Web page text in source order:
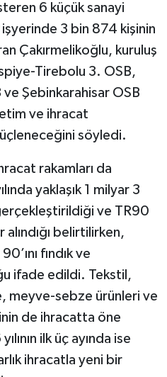
6 küçük sanayi
3 bin 874 kişinin
Çakırmelikoğlu, kuruluş
Tirebolu 3. OSB,
Şebinkarahisar OSB
ve ihracat
söyledi.
rakamları da
yaklaşık 1 milyar 3
ve TR90
belirtilirken,
fındık ve
ifade edildi. Tekstil,
meyve-sebze ürünleri ve
de ihracatta öne
ilk üç ayında ise
ihracatla yeni bir